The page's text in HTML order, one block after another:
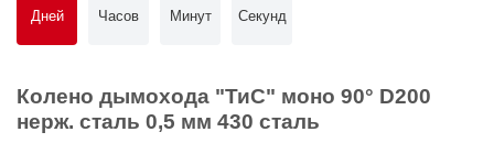
Дней Часов Минут Секунд
Колено дымохода "ТиС" моно 90° D200
нерж. сталь 0,5 мм 430 сталь